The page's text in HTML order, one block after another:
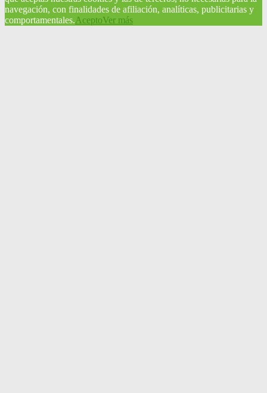
navegación, con finalidades de afiliación, analíticas, publicitarias y
comportamentales.AceptoVer más